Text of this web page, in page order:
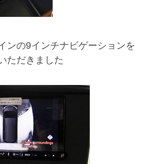
ンの9インチナビゲーションを
ただきました